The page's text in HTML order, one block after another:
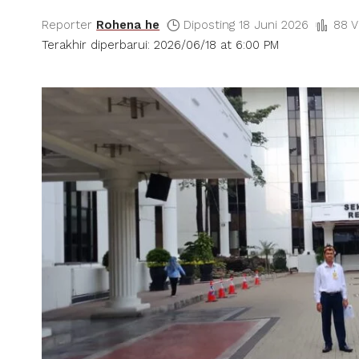
Terakhir diperbarui: 2026/06/18 at 6:00 PM
Reporter Rohena he Diposting 18 Juni 2026 88